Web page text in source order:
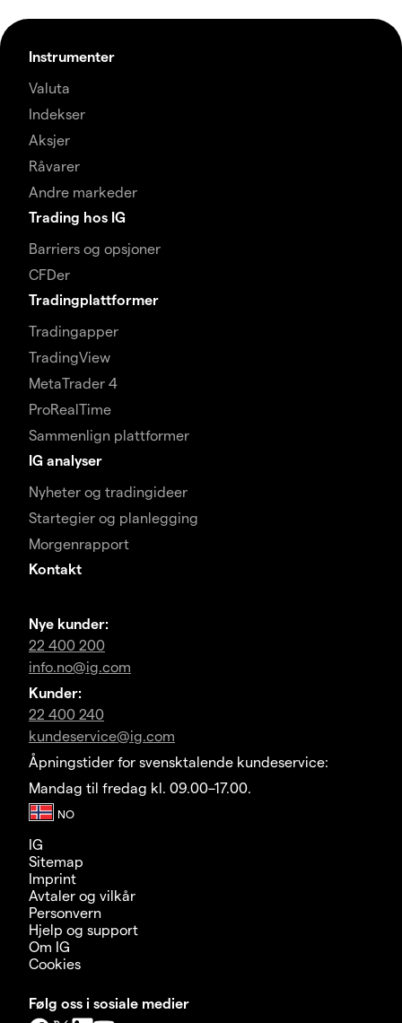
Instrumenter
Valuta
Indekser
Aksjer
Råvarer
Andre markeder
Trading hos IG
Barriers og opsjoner
CFDer
Tradingplattformer
Tradingapper
TradingView
MetaTrader 4
ProRealTime
Sammenlign plattformer
IG analyser
Nyheter og tradingideer
Startegier og planlegging
Morgenrapport
Kontakt
Nye kunder:
22 400 200
info.no@ig.com
Kunder:
22 400 240
kundeservice@ig.com
Åpningstider for svensktalende kundeservice:
Mandag til fredag kl. 09.00–17.00.
IG
Sitemap
Imprint
Avtaler og vilkår
Personvern
Hjelp og support
Om IG
Cookies
Følg oss i sosiale medier